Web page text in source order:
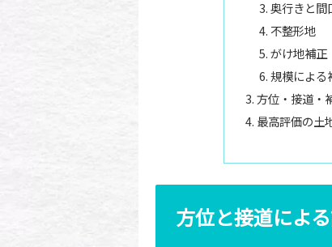
奥行きと間
不整形地
がけ地補正
規模による
方位・接道・
最高評価の土
方位と接道によ